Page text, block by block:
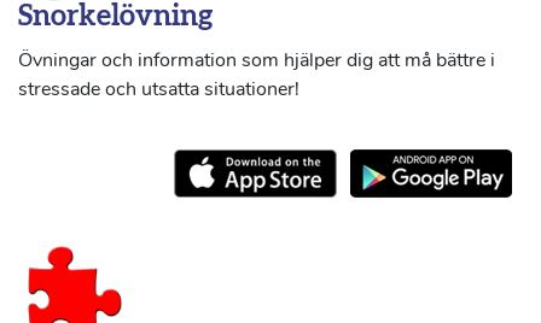
Snorkelövning
Övningar och information som hjälper dig att må bättre i
stressade och utsatta situationer!